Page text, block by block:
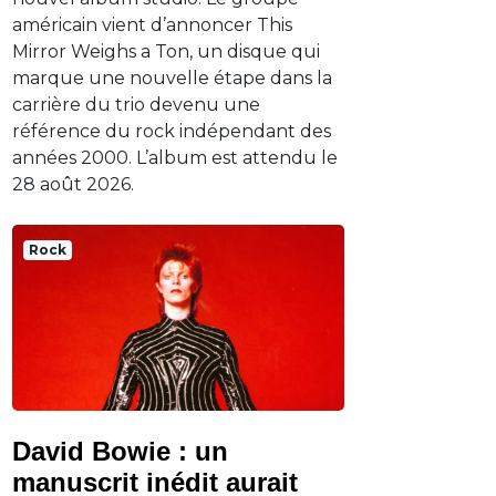
américain vient d’annoncer This
Mirror Weighs a Ton, un disque qui
marque une nouvelle étape dans la
carrière du trio devenu une
référence du rock indépendant des
années 2000. L’album est attendu le
28 août 2026.
Rock
David Bowie : un
manuscrit inédit aurait